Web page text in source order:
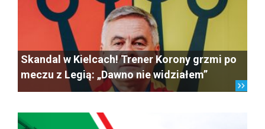
Skandal w Kielcach! Trener Korony grzmi po
meczu z Legią: „Dawno nie widziałem”